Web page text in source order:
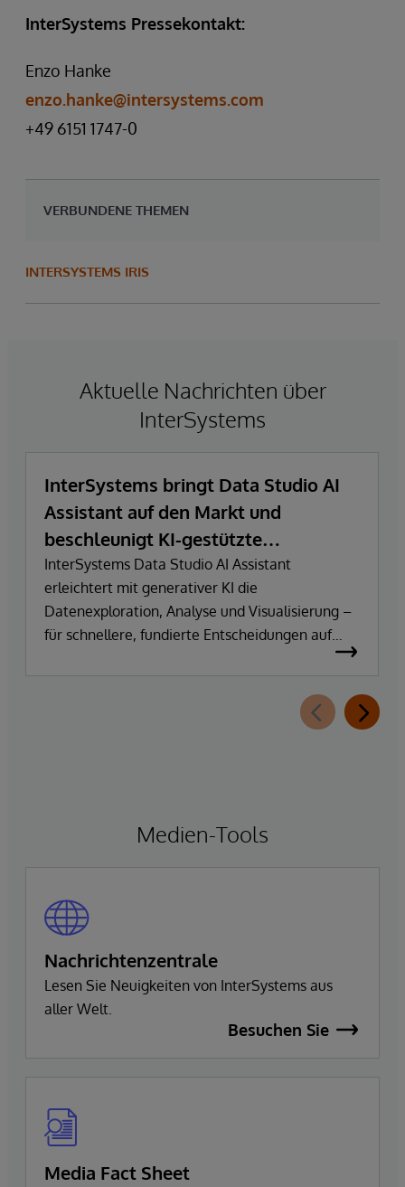
InterSystems Pressekontakt:
Enzo Hanke
enzo.hanke@intersystems.com
+49 6151 1747-0
VERBUNDENE THEMEN
INTERSYSTEMS IRIS
Aktuelle Nachrichten über
InterSystems
InterSystems bringt Data Studio AI
Assistant auf den Markt und
beschleunigt KI-gestützte
Datenexploration und
Erkenntnisgewinnung
InterSystems Data Studio AI Assistant
erleichtert mit generativer KI die
Datenexploration, Analyse und Visualisierung –
für schnellere, fundierte Entscheidungen auf
Basis vertrauenswürdiger Unternehmensdaten.
Medien-Tools
Nachrichtenzentrale
Lesen Sie Neuigkeiten von InterSystems aus
aller Welt.
Besuchen Sie
Media Fact Sheet